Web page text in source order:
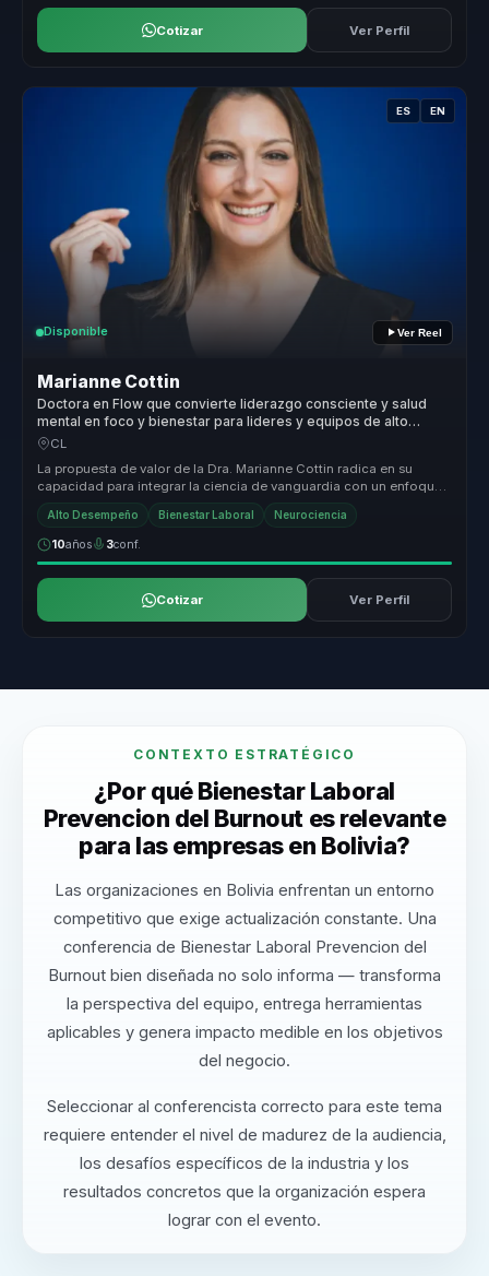
Cotizar Ver Perfil
ES EN
Disponible Ver Reel
Marianne Cottin
Doctora en Flow que convierte liderazgo consciente y salud
mental en foco y bienestar para lideres y equipos de alto
desempeno.
CL
La propuesta de valor de la Dra. Marianne Cottin radica en su
capacidad para integrar la ciencia de vanguardia con un enfoque
humano y em...
Alto Desempeño Bienestar Laboral Neurociencia
10años 3conf.
Cotizar Ver Perfil
CONTEXTO ESTRATÉGICO
¿Por qué Bienestar Laboral
Prevencion del Burnout es relevante
para las empresas en Bolivia?
Las organizaciones en Bolivia enfrentan un entorno
competitivo que exige actualización constante. Una
conferencia de Bienestar Laboral Prevencion del
Burnout bien diseñada no solo informa — transforma
la perspectiva del equipo, entrega herramientas
aplicables y genera impacto medible en los objetivos
del negocio.
Seleccionar al conferencista correcto para este tema
requiere entender el nivel de madurez de la audiencia,
los desafíos específicos de la industria y los
resultados concretos que la organización espera
lograr con el evento.